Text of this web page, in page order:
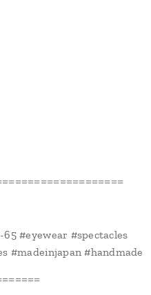
#eyewear #spectacles
#madeinjapan #handmade